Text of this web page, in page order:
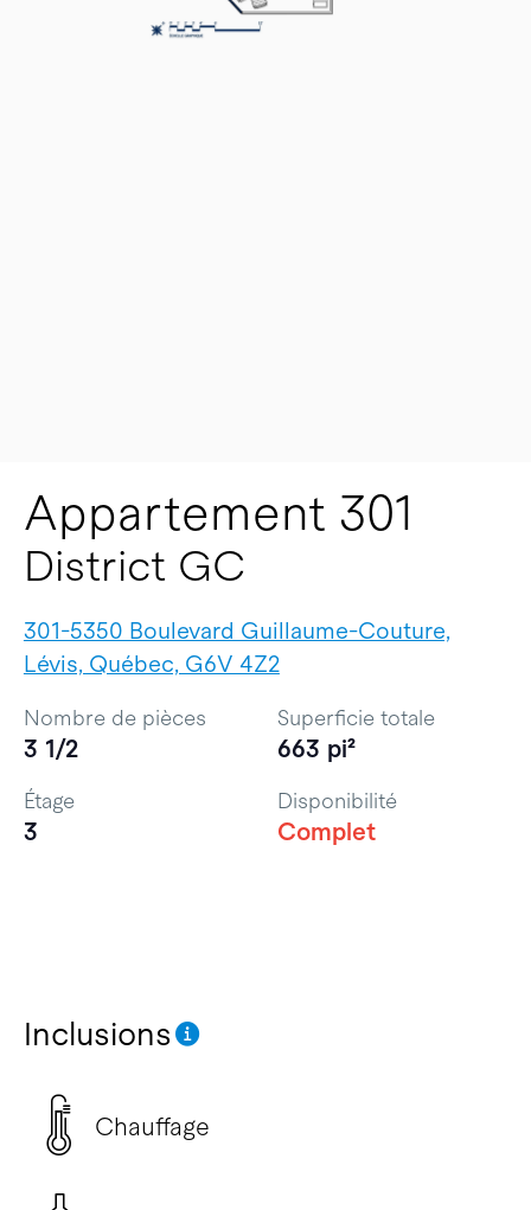
Appartement 301
District GC
301-5350 Boulevard Guillaume-Couture,
Lévis, Québec, G6V 4Z2
Inclusions
Chauffage
Nombre de pièces
3 1/2
Superficie totale
663 pi²
Étage
3
Disponibilité
Complet